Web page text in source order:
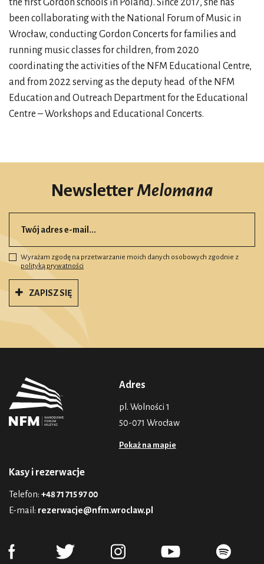
the first Gordon schools in Poland). Since 2017, she has
been collaborating with the National Forum of Music in
Wrocław, conducting Gordon Concerts for families and
running music classes for children, from 2020
coordinating the activities of the NFM Educational Centre,
and from 2022 serving as the deputy head of the NFM
Education and Outreach Department for the Educational
Centre – Workshops and Educational Concerts.
NewsletterMelomana
Wyrażam zgodę na przetwarzanie moich danych osobowych zgodnie z
polityką prywatności
ZAPISZ SIĘ
Adres
pl. Wolności 1
50-071 Wrocław
Pokaż na mapie
Kasy i rezerwacje
Telefon: +48 71 715 97 00
E-mail: rezerwacje@nfm.wroclaw.pl